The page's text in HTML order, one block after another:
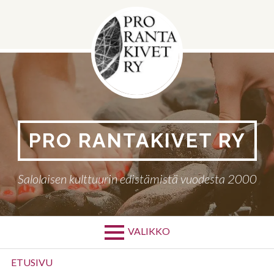
PRO RANTAKIVET RY
Salolaisen kulttuurin edistämistä vuodesta 2000
VALIKKO
Ensisijainen
ETUSIVU